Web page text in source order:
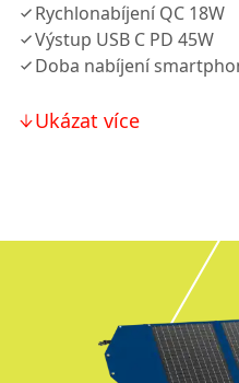
Rychlonabíjení QC 18W
Výstup USB C PD 45W
Doba nabíjení
Ukázat více